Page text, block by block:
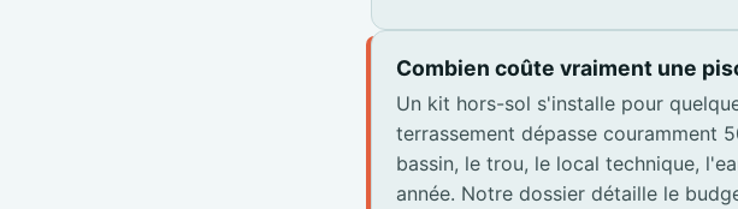
Combien coûte vraiment une
Un kit hors-sol s'installe pour
terrassement dépasse couramment
bassin, le trou, le local technique,
année. Notre dossier détaille le